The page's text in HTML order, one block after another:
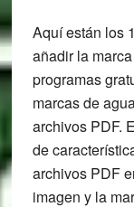
Aquí están los
añadir la
programas
marcas de
archivos PDF.
de
archivos PDF
imagen y la